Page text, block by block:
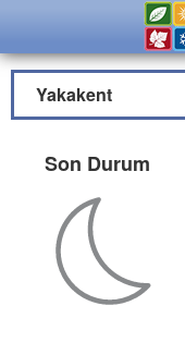
Yakakent
Son Durum